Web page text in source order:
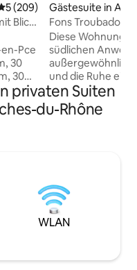
5 (209)
Blick
Pce
30
30
Ciotat
Blick
von
auch
um
Gästesuite in
ce
Fons Troubado
Diese Wohnung
südlichen
und die Ruhe
Gehminuten vom
entfernt; In der
mit Bussen alle
Aix sehr hoch.)
vollständig den
Reisenden
ausgestattete
privaten Suiten
du-Rhône
WLAN